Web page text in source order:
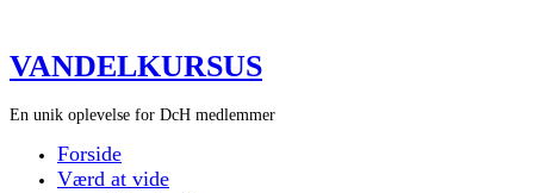
VANDELKURSUS
En unik oplevelse for DcH medlemmer
Forside
Værd at vide